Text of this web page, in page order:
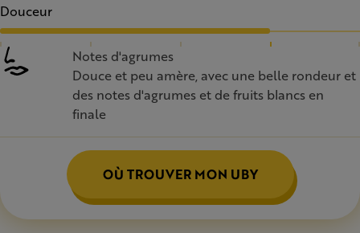
Douceur
Notes d'agrumes
Douce et peu amère, avec une belle rondeur et
des notes d'agrumes et de fruits blancs en
finale
OÙ TROUVER MON UBY